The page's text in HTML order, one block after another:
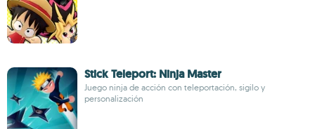
Stick Teleport: Ninja Master
Juego ninja de acción con teleportación, sigilo y
personalización